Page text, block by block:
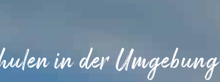
in der Umgebung